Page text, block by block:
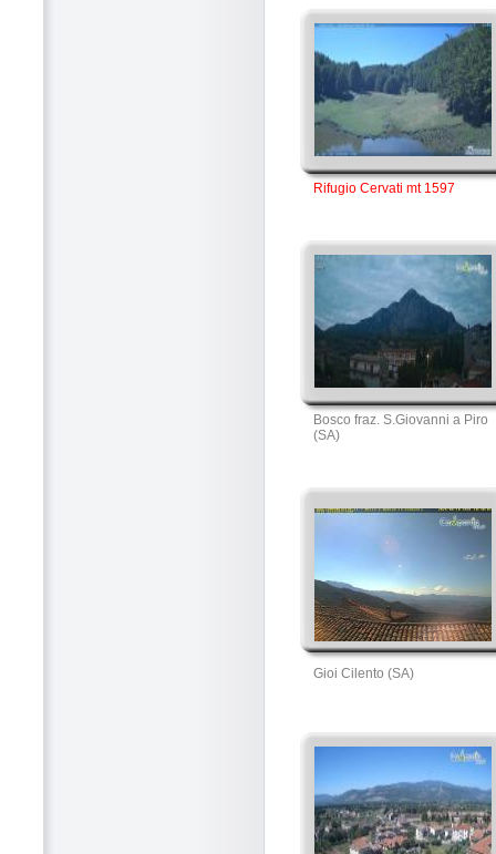
Rifugio Cervati mt 1597
Bosco fraz. S.Giovanni a Piro
(SA)
Gioi Cilento (SA)